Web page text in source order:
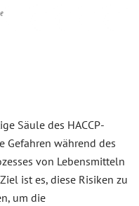
Säule des HACCP-
Gefahren während des
von Lebensmitteln
ist es, diese Risiken zu
um die